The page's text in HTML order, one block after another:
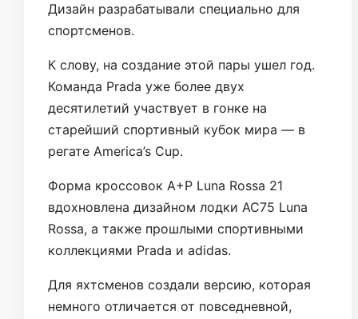
Дизайн разрабатывали специально для
спортсменов.
К слову, на создание этой пары ушел год.
Команда Prada уже более двух
десятилетий участвует в гонке на
старейший спортивный кубок мира — в
регате America’s Cup.
Форма кроссовок A+P Luna Rossa 21
вдохновлена дизайном лодки AC75 Luna
Rossa, а также прошлыми спортивными
коллекциями Prada и adidas.
Для яхтсменов создали версию, которая
немного отличается от повседневной,